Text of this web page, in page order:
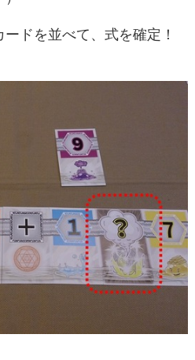
ドを並べて、式を確定！